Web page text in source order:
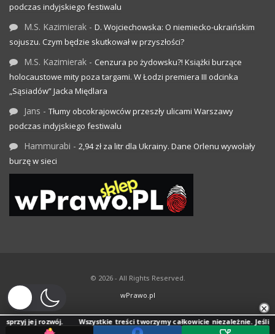
podczas indyjskiego festiwalu
M.S. Kazimierak - D. Wojciechowska: O niemiecko-ukraińskim
sojuszu. Czym będzie skutkował w przyszłości?
M.S. Kazimierak - Cenzura po żydowsku?! Książki burzące
holocaustowe mity poza targami. W Łodzi premiera III odcinka
„Sąsiadów” Jacka Międlara
Jans - Tłumy obcokrajowców przeszły ulicami Warszawy
podczas indyjskiego festiwalu
Hammurabi - 2,94 zł za litr dla Ukrainy. Dane Orlenu wywołały
burzę w sieci
© 2026 - All Rights Reserved.
wPrawo.pl
×
rozwój. Wszystkie treści tworzymy całkowicie niezależnie. Jeśli